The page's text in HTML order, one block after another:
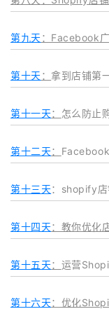
第九天：Facebook
第十天：拿到店铺第
第十一天： 怎么防止
第十二天：
第十三天：shopify
第十四天：教你优化
第十五天： 运营
第十六天：优化